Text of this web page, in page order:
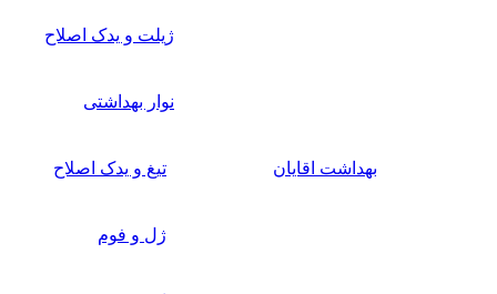
ژیلت و یدک اصلاح
نوار بهداشتی
بهداشت اقایان تیغ و یدک اصلاح
ژل و فوم